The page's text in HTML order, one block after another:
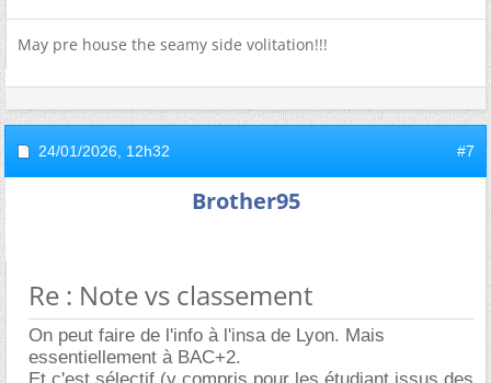
May pre house the seamy side volitation!!!
24/01/2026, 12h32 #7
Brother95
Re : Note vs classement
On peut faire de l'info à l'insa de Lyon. Mais
essentiellement à BAC+2.